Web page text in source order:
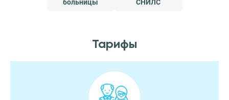
больницы
СНИЛС
Тарифы